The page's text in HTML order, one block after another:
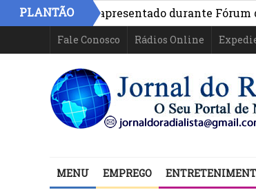
PLANTÃO
Bahia é apresentado durante Fórum de
Fale Conosco Rádios Online
MENU EMPREGO